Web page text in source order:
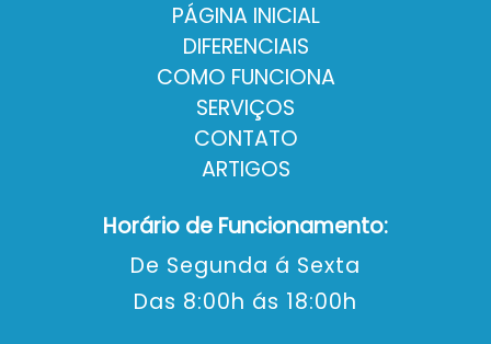
PÁGINA INICIAL
DIFERENCIAIS
COMO FUNCIONA
SERVIÇOS
CONTATO
ARTIGOS
Horário de Funcionamento:
De Segunda á Sexta
Das 8:00h ás 18:00h